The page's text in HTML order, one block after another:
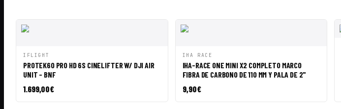
VISTA RÁPIDA
IFLIGHT
PROTEK60 PRO HD 6S CINELIFTER W/ DJI AIR
UNIT - BNF
1.699,00€
VISTA RÁPIDA
IHA RACE
IHA-RACE ONE MINI X2 COMPLETO MARCO
FIBRA DE CARBONO DE 110 MM Y PALA DE 2"
9,90€